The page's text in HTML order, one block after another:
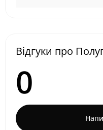
Відгуки про
0